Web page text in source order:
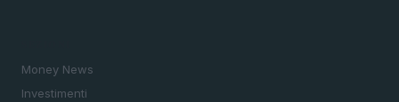
Money News
Investimenti